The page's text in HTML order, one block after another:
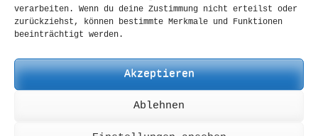
verarbeiten. Wenn du deine Zustimmung nicht erteilst oder
zurückziehst, können bestimmte Merkmale und Funktionen
beeinträchtigt werden.
Akzeptieren
Ablehnen
BRANDS
Boker
Pohl Force